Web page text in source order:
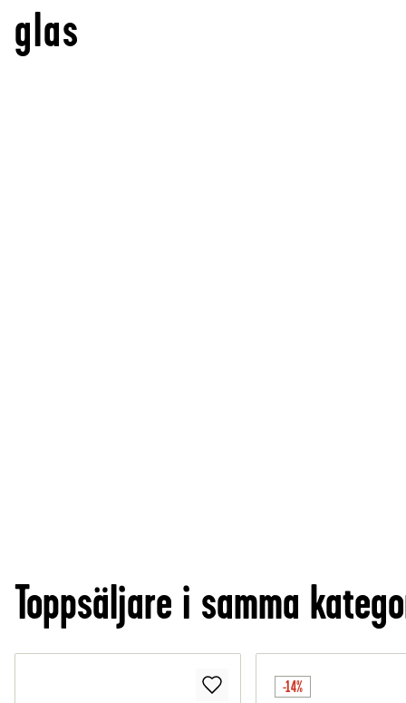
glas
Toppsäljare i samma
-14%